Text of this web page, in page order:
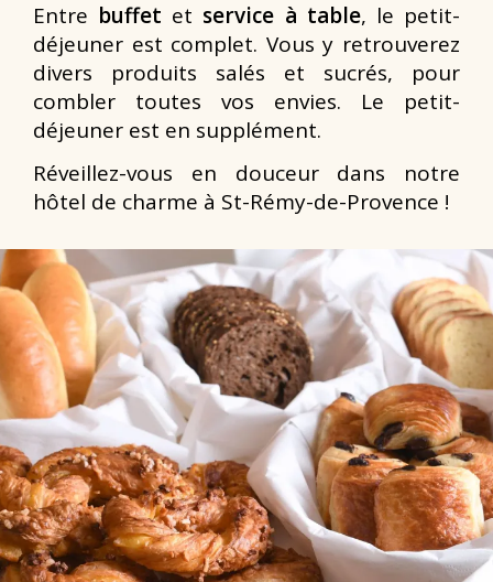
Entre buffet et service à table, le petit-
déjeuner est complet. Vous y retrouverez
divers produits salés et sucrés, pour
combler toutes vos envies. Le petit-
déjeuner est en supplément.
Réveillez-vous en douceur dans notre
hôtel de charme à St-Rémy-de-Provence !